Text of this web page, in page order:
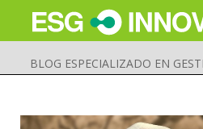
BLOG ESPECIALIZADO EN